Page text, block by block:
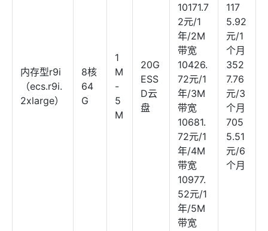
内存型r9i
（ecs.r9i.
2xlarge）
8核
64
G
1
M
-
5
M
20G
ESS
D云
盘
10171.7
2元/1
年/2M
带宽
10426.
72元/1
年/3M
带宽
10681.
72元/1
年/4M
带宽
10977.
52元/1
年/5M
带宽
117
5.92
元/1
个月
352
7.76
元/3
个月
705
5.51
元/6
个月